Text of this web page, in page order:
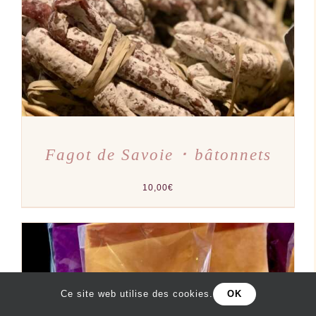
PLUSIEURS
VARIATIONS.
LES
OPTIONS
PEUVENT
ÊTRE
CHOISIES
SUR
LA
PAGE
DU
PRODUIT
Fagot de Savoie ･ bâtonnets
10,00€
Ce site web utilise des cookies. OK